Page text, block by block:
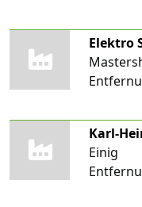
Elektro
Karl-
Einig